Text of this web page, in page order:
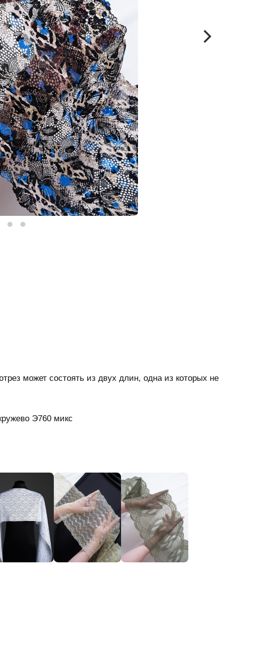
может состоять из двух длин, одна из которых не
Э760 микс